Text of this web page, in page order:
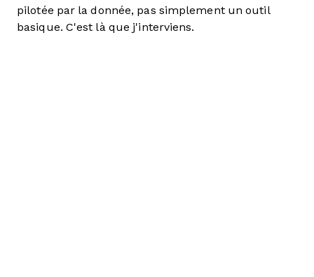
pilotée par la donnée, pas simplement un outil
basique. C'est là que j'interviens.